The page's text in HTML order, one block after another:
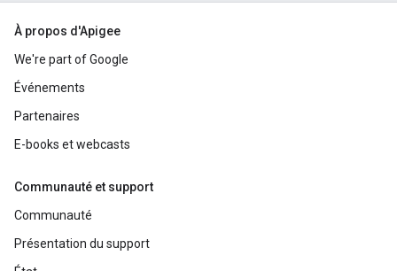
À propos d'Apigee
We're part of Google
Événements
Partenaires
E-books et webcasts
Communauté et support
Communauté
Présentation du support